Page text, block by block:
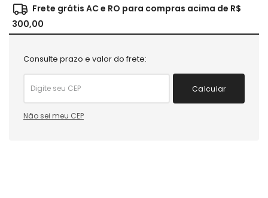
Frete grátis AC e RO para compras acima de R$
300,00
Consulte prazo e valor do frete:
Calcular
Não sei meu CEP